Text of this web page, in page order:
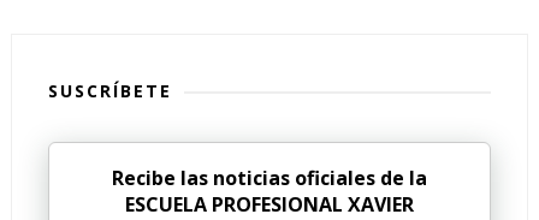
SUSCRÍBETE
Recibe las noticias oficiales de la
ESCUELA PROFESIONAL XAVIER